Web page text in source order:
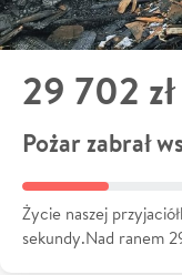
29 702 zł
Pożar zabrał
Życie naszej
sekundy.Nad ranem